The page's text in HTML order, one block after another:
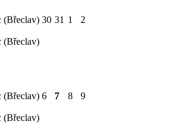
(Břeclav)
(Břeclav)
30 31 1 2
(Břeclav)
(Břeclav)
6 7 8 9